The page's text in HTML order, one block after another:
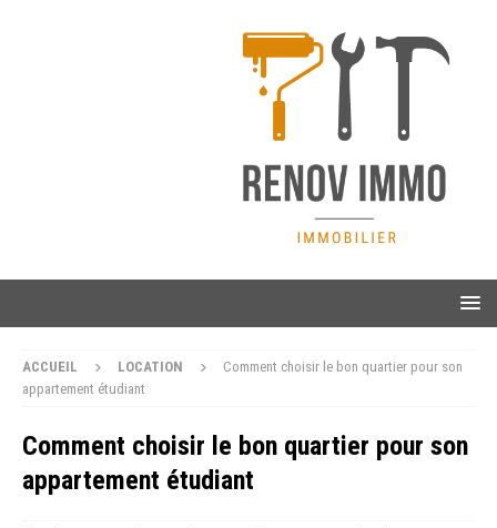
ACCUEIL LOCATION
Comment choisir le bon quartier pour son
appartement étudiant
Comment choisir le bon quartier pour son
appartement étudiant